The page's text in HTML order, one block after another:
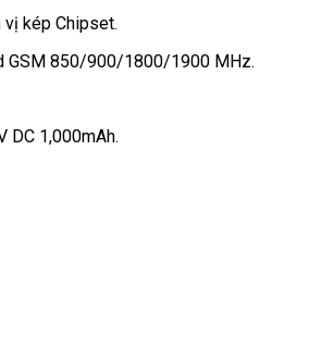
vị kép Chipset.
GSM 850/900/1800/1900 MHz.
DC 1,000mAh.